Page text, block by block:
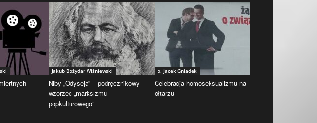
Jakub Bożydar Wiśniewski
Niby-„Odyseja” – podręcznikowy
wzorzec „marksizmu
popkulturowego”
o. Jacek Gniadek
Celebracja homoseksualizmu na
ołtarzu